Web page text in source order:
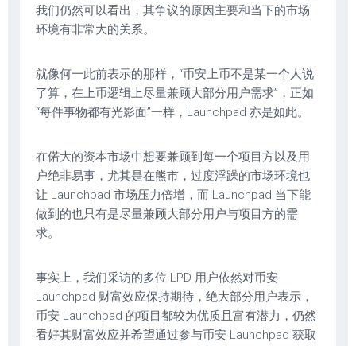
我们仍然可以看出，其争议的原因主要和当下的市场
环境有非常大的关系。
就像何一此前表示的那样，“币安上币不是某一个人说
了算，在上币逻辑上尽量兼顾大部分用户需求”，正如
“每件事物都有光影面”一样，Launchpad 亦是如此。
在偌大的资本市场中想要兼顾到每一个项目方以及用
户绝非易事，尤其是在熊市，过度浮躁的市场环境也
让 Launchpad 市场压力倍增，而 Launchpad 当下能
做到的也只有是尽量兼顾大部分用户与项目方的需
求。
事实上，我们采访的多位 LPD 用户依然对币安
Launchpad 财富效应保持期待，绝大部分用户表示，
币安 Launchpad 的项目都较为优质且富有潜力，仍然
看好其财富效应并希望通过参与币安 Launchpad 获取